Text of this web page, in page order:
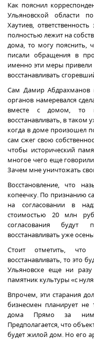
Как пояснил
Ульяновской области
Хаутиев,
полностью лежит на
дома, то могу пояснить,
писали обращения в
именно эти меры
восстанавливать
Сам Дамир Абдрахманов
органов намеревался
вместе с домом, то
восстанавливать, в таком
когда в доме произошел
сам сжег свою
чтобы исторический
многое чего еще
Зачем мне уничтожать
Восстановление, что
копеечку. По признанию
на согласовании в
стоимостью 20 млн
согласования
восстанавливать уже
Стоит отметить,
восстанавливать, то это
Ульяновске еще ни разу
памятник культуры «с
Впрочем, эти старания
бизнесмен планирует не
дома Прямо за ним
Предполагается, что
будет жилой дом. Но его